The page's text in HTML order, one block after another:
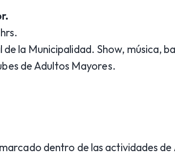
la Municipalidad. Show, música,
de Adultos Mayores.
dentro de las actividades